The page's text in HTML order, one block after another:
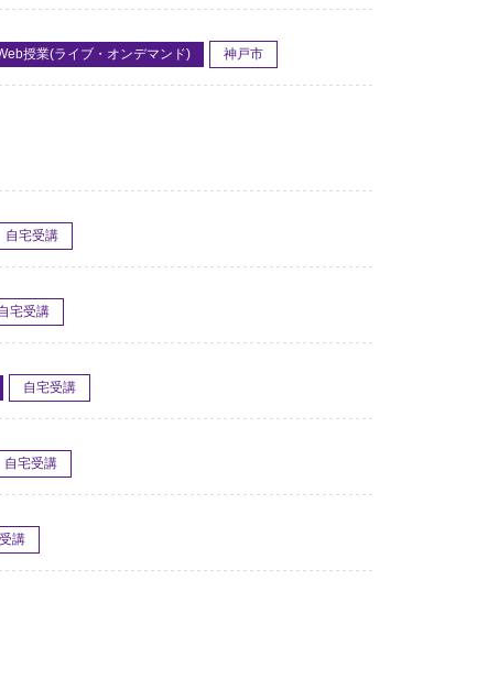
授業(ライブ・オンデマンド) 神戸市
自宅受講
宅受講
自宅受講
自宅受講
講